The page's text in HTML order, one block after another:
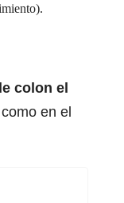
colon el
en el